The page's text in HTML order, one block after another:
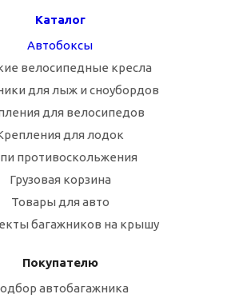
Каталог
Автобоксы
велосипедные кресла
для лыж и сноубордов
для велосипедов
для лодок
противоскольжения
Грузовая корзина
Товары для авто
багажников на крышу
Покупателю
автобагажника